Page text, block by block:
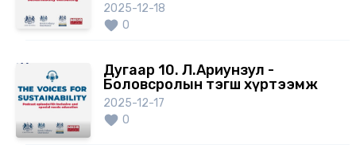
2025-12-18
0
Дугаар 10. Л.Ариунзул -
Боловсролын тэгш хүртээмж
2025-12-17
0